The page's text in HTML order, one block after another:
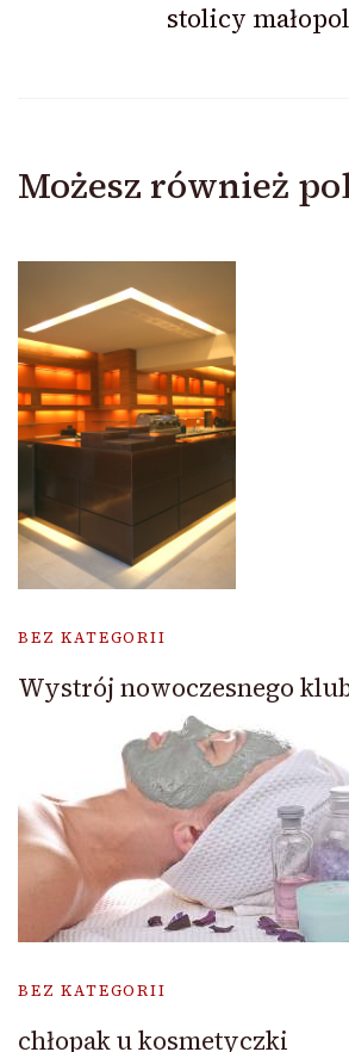
stolicy
Możesz również
BEZ KATEGORII
Wystrój nowoczesnego
BEZ KATEGORII
chłopak u kosmetyczki